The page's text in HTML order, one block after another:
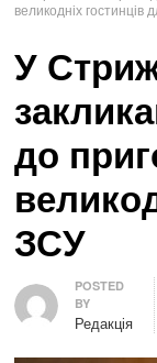
великодніх гостинців
У
до
ЗСУ
Author
POSTED
BY
Редакція